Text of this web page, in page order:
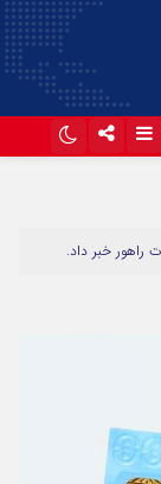
راهور خبر داد.